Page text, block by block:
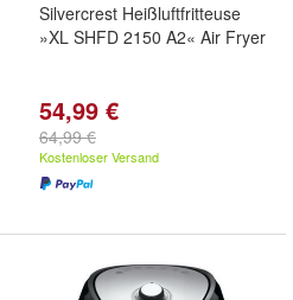
Silvercrest Heißluftfritteuse
»XL SHFD 2150 A2« Air Fryer
54,99 €
64,99 €
Kostenloser Versand